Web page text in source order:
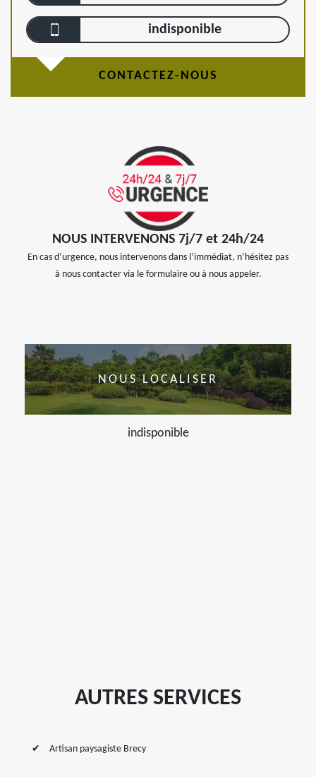
indisponible
CONTACTEZ-NOUS
NOUS INTERVENONS 7j/7 et 24h/24
En cas d’urgence, nous intervenons dans l’immédiat, n’hésitez pas
à nous contacter via le formulaire ou à nous appeler.
NOUS LOCALISER
indisponible
AUTRES SERVICES
Artisan paysagiste Brecy